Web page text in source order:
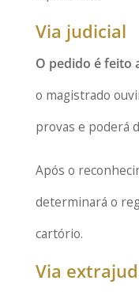
Via judicial
O pedido é feito
o magistrado
provas e poderá
Após o
determinará o
cartório.
Via